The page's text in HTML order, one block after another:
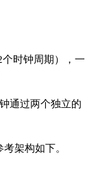
时钟周期），一
通过两个独立的
架构如下。